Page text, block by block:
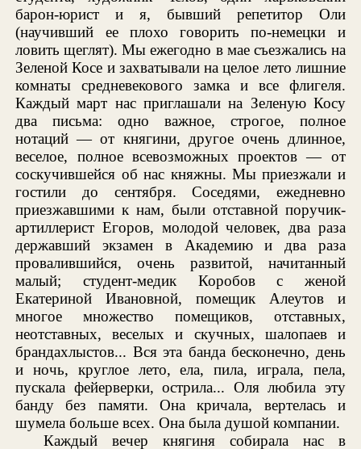
барон-юрист и я, бывший репетитор Оли
(научивший ее плохо говорить по-немецки и
ловить щеглят). Мы ежегодно в мае съезжались на
Зеленой Косе и захватывали на целое лето лишние
комнаты средневекового замка и все флигеля.
Каждый март нас приглашали на Зеленую Косу
два письма: одно важное, строгое, полное
нотаций — от княгини, другое очень длинное,
веселое, полное всевозможных проектов — от
соскучившейся об нас княжны. Мы приезжали и
гостили до сентября. Соседями, ежедневно
приезжавшими к нам, были отставной поручик-
артиллерист Егоров, молодой человек, два раза
державший экзамен в Академию и два раза
провалившийся, очень развитой, начитанный
малый; студент-медик Коробов с женой
Екатериной Ивановной, помещик Алеутов и
многое множество помещиков, отставных,
неотставных, веселых и скучных, шалопаев и
брандахлыстов... Вся эта банда бесконечно, день
и ночь, круглое лето, ела, пила, играла, пела,
пускала фейерверки, острила... Оля любила эту
банду без памяти. Она кричала, вертелась и
шумела больше всех. Она была душой компании.
Каждый вечер княгиня собирала нас в